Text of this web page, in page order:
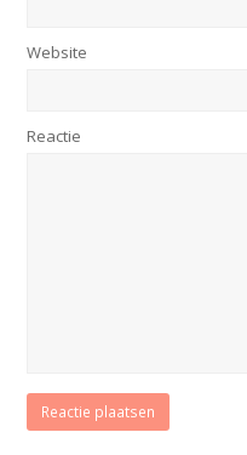
Website
Reactie